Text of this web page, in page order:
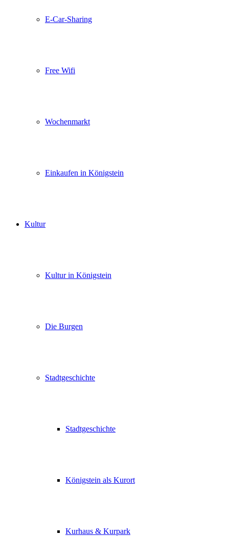
E-Car-Sharing
Free Wifi
Wochenmarkt
Einkaufen in Königstein
Kultur
Kultur in Königstein
Die Burgen
Stadtgeschichte
Stadtgeschichte
Königstein als Kurort
Kurhaus & Kurpark